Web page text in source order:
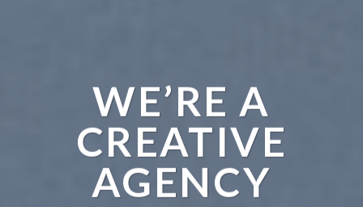
WE’RE A
CREATIVE
AGENCY